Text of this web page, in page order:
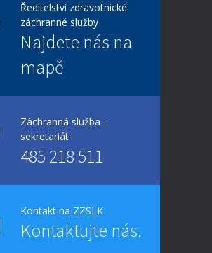
Ředitelství zdravotnické
záchranné služby
Najdete nás na
mapě
Záchranná služba –
sekretariát
485 218 511
Kontakt na ZZSLK
Kontaktujte nás.